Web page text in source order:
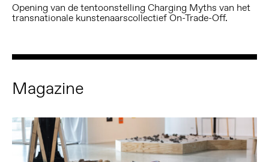
Opening van de tentoonstelling Charging Myths van het
transnationale kunstenaarscollectief On-Trade-Off.
Magazine